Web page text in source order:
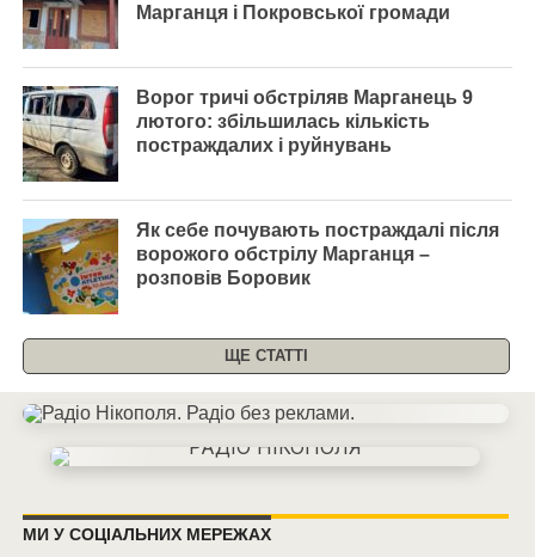
Марганця і Покровської громади
Ворог тричі обстріляв Марганець 9
лютого: збільшилась кількість
постраждалих і руйнувань
Як себе почувають постраждалі після
ворожого обстрілу Марганця –
розповів Боровик
ЩЕ СТАТТІ
МИ У СОЦІАЛЬНИХ МЕРЕЖАХ